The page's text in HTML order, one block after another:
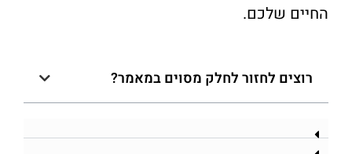
החיים שלכם.
רוצים לחזור לחלק מסוים במאמר?